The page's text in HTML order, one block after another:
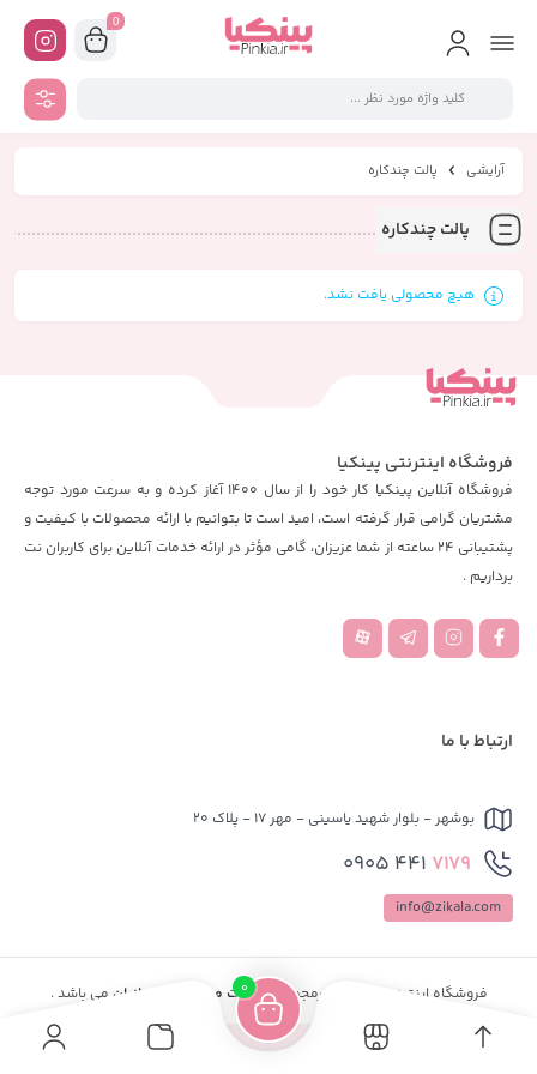
0
آرایشی پالت چندکاره
پالت چندکاره
هیچ محصولی یافت نشد.
0
فروشگاه اینترنتی پینکیا
فروشگاه آنلاین پینکیا کار خود را از سال 1400 آغاز کرده و به سرعت مورد توجه
مشتریان گرامی قرار گرفته است، امید است تا بتوانیم با ارائه محصولات با کیفیت و
پشتیبانی 24 ساعته از شما عزیزان، گامی مؤثر در ارائه خدمات آنلاین برای کاربران نت
برداریم .
ارتباط با ما
بوشهر - بلوار شهید یاسینی - مهر 17 - پلاک 20
7179
info@zikala.com
فروشگاه اینترنتی زیرمجموعهشرکت میزبان وب ایرانیان می باشد .